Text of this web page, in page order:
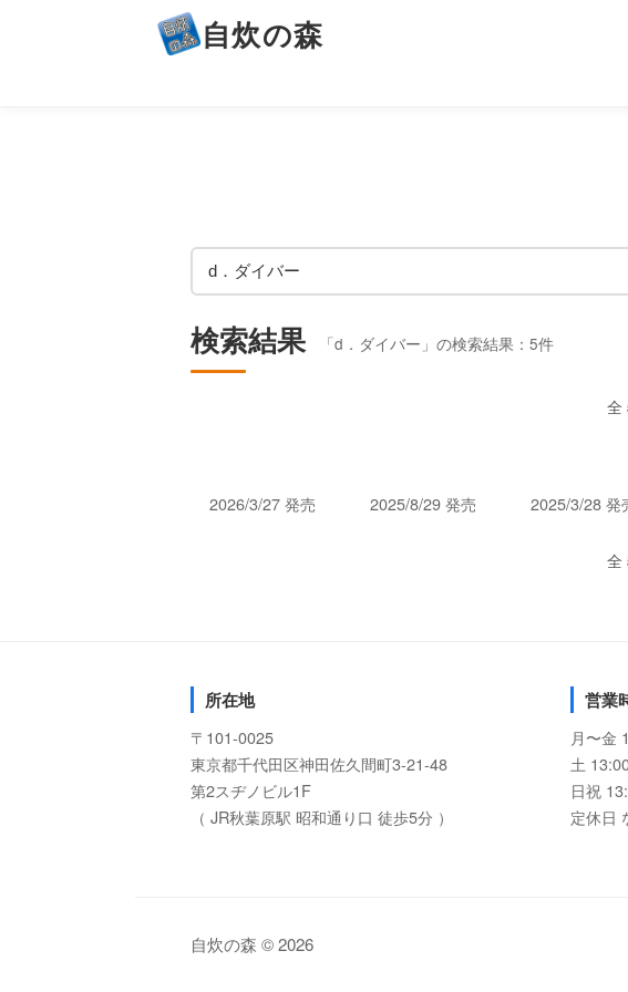
自炊の森
検索結果 「d．ダイバー」の検索結果：5件
全
2026/3/27 発売 2025/8/29 発売 2025/3/28 発
全
所在地
〒101-0025
東京都千代田区神田佐久間町3-21-48
第2スヂノビル1F
（ JR秋葉原駅 昭和通り口 徒歩5分 ）
営業
月〜金
土
日祝
定休日
自炊の森 © 2026